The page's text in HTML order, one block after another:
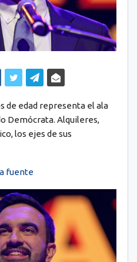
de edad representa el ala
Demócrata. Alquileres,
los ejes de sus
fuente